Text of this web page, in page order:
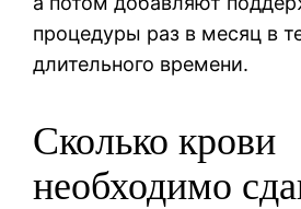
процедуры раз в месяц в
длительного времени.
Сколько крови
необходимо